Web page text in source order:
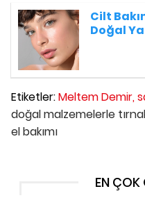
Cilt
Doğal
Etiketler:Meltem Demir,
doğal malzemelerle
el bakımı
EN ÇOK